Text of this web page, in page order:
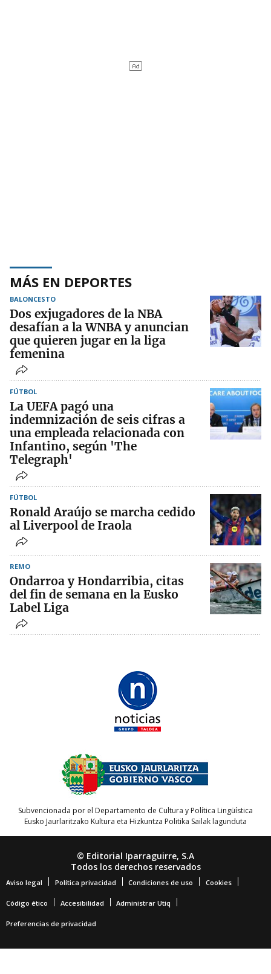
MÁS EN DEPORTES
BALONCESTO
Dos exjugadores de la NBA
desafían a la WNBA y anuncian
que quieren jugar en la liga
femenina
FÚTBOL
La UEFA pagó una
indemnización de seis cifras a
una empleada relacionada con
Infantino, según 'The
Telegraph'
FÚTBOL
Ronald Araújo se marcha cedido
al Liverpool de Iraola
REMO
Ondarroa y Hondarribia, citas
del fin de semana en la Eusko
Label Liga
Subvencionada por el Departamento de Cultura y Política Lingüística
Eusko Jaurlaritzako Kultura eta Hizkuntza Politika Sailak lagunduta
© Editorial Iparraguirre, S.A
Todos los derechos reservados
Aviso legal Política privacidad Condiciones de uso Cookies
Código ético Accesibilidad Administrar Utiq
Preferencias de privacidad